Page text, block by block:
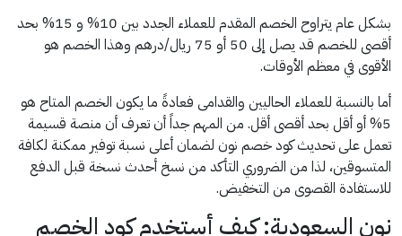
بشكل عام يتراوح الخصم المقدم للعملاء الجدد بين 10% و 15% بحد
أقصى للخصم قد يصل إلى 50 أو 75 ريال/درهم وهذا الخصم هو
الأقوى في معظم الأوقات.
أما بالنسبة للعملاء الحاليين والقدامى فعادةً ما يكون الخصم المتاح هو
5% أو أقل بحد أقصى أقل. من المهم جداً أن تعرف أن منصة قسيمة
تعمل على تحديث كود خصم نون لضمان أعلى نسبة توفير ممكنة لكافة
المتسوقين، لذا من الضروري التأكد من نسخ أحدث نسخة قبل الدفع
للاستفادة القصوى من التخفيض.
نون السعودية: كيف أستخدم كود الخصم